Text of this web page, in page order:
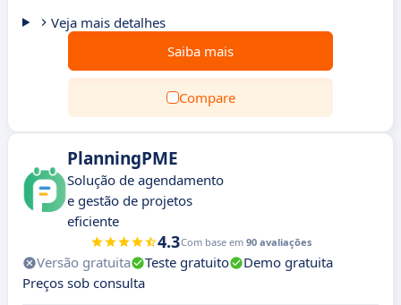
Veja mais detalhes
Saiba mais
Compare
PlanningPME
Solução de agendamento
e gestão de projetos
eficiente
4.3Com base em 90 avaliações
Versão gratuita Teste gratuito
Demo gratuita
Preços sob consulta